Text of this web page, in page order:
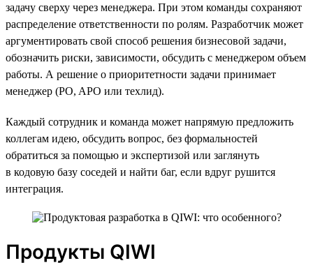
задачу сверху через менеджера. При этом команды сохраняют
распределение ответственности по ролям. Разработчик может
аргументировать свой способ решения бизнесовой задачи,
обозначить риски, зависимости, обсудить с менеджером объем
работы. А решение о приоритетности задачи принимает
менеджер (PO, APO или техлид).
Каждый сотрудник и команда может напрямую предложить
коллегам идею, обсудить вопрос, без формальностей
обратиться за помощью и экспертизой или заглянуть
в кодовую базу соседей и найти баг, если вдруг рушится
интеграция.
Продукты QIWI